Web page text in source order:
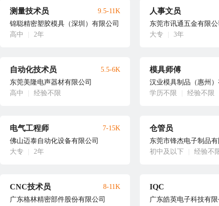
测量技术员
锦聪精密塑胶模具（深圳）有限公司
高中
2年
9.5-11K 人事文员
东莞市讯通五金有限
大专
3年
自动化技术员
东莞美隆电声器材有限公司
高中
经验不限
5.5-6K 模具师傅
汉业模具制品（惠州
学历不限
经验不限
电气工程师
佛山迈泰自动化设备有限公司
大专
2年
7-15K 仓管员
东莞市锋杰电子制品
初中及以下
经验不
CNC技术员
广东格林精密部件股份有限公司
8-11K IQC
广东皓英电子科技有